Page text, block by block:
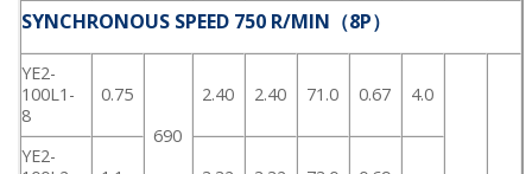
SYNCHRONOUS SPEED 750 R/MIN（8P）
YE2-
100L1-
8
0.75
690
2.40 2.40 71.0 0.67 4.0
YE2-